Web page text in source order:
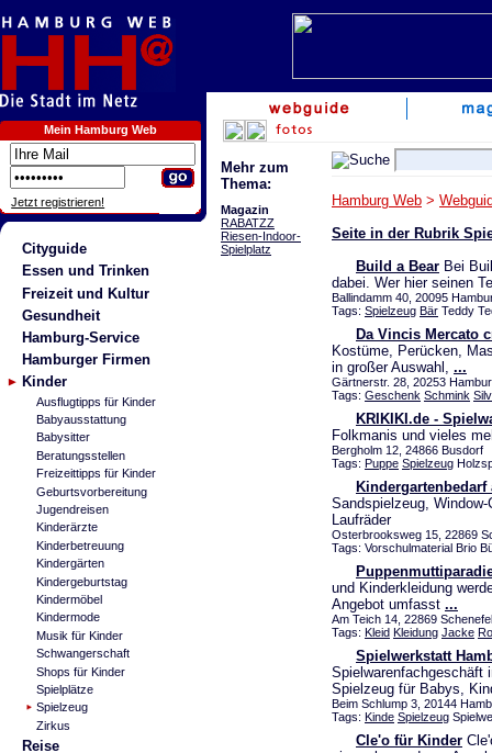
Mein Hamburg Web
Jetzt registrieren!
Cityguide
Essen und Trinken
Freizeit und Kultur
Gesundheit
Hamburg-Service
Hamburger Firmen
Kinder
Ausflugtipps für Kinder
Babyausstattung
Babysitter
Beratungsstellen
Freizeittipps für Kinder
Geburtsvorbereitung
Jugendreisen
Kinderärzte
Kinderbetreuung
Kindergärten
Kindergeburtstag
Kindermöbel
Kindermode
Musik für Kinder
Schwangerschaft
Shops für Kinder
Spielplätze
Spielzeug
Zirkus
Reise
Mehr zum
Thema:
Magazin
RABATZZ
Riesen-Indoor-
Spielplatz
Hamburg Web >
Seite in der Rubrik
Build a Bear Bei
dabei. Wer hier seinen
Ballindamm 40, 20095
Tags: Spielzeug Bär Teddy
Da Vincis Mercato
Kostüme, Perücken,
in großer Auswahl, ...
Gärtnerstr. 28, 20253
Tags: Geschenk Schmink
KRIKIKI.de -
Folkmanis und vieles
Bergholm 12, 24866 Busdorf
Tags: Puppe Spielzeug
Kindergartenbedarf
Sandspielzeug,
Laufräder
Osterbrooksweg 15, 22869
Tags: Vorschulmaterial Brio
und Kinderkleidung
Angebot umfasst ...
Am Teich 14, 22869
Tags: Kleid Kleidung Jacke
Spielwerkstatt
Spielwarenfachgeschäft
Spielzeug für Babys,
Beim Schlump 3, 20144
Tags: Kinde Spielzeug
Cle'o für Kinder